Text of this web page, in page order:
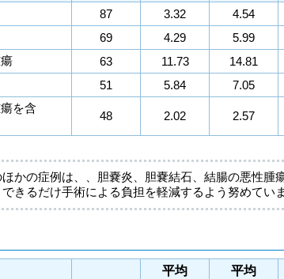
87 3.32 4.54
69 4.29 5.99
63 11.73 14.81
51 5.84 7.05
を含
48 2.02 2.57
かの症例は、、胆嚢炎、胆嚢結石、結腸の悪性腫
きるだけ手術による負担を軽減するよう努めていま
平均
平均